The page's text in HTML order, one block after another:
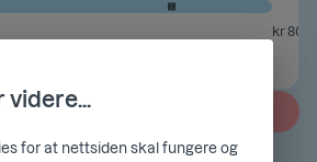
kr 800
Neste
videre...
for at nettsiden skal fungere og